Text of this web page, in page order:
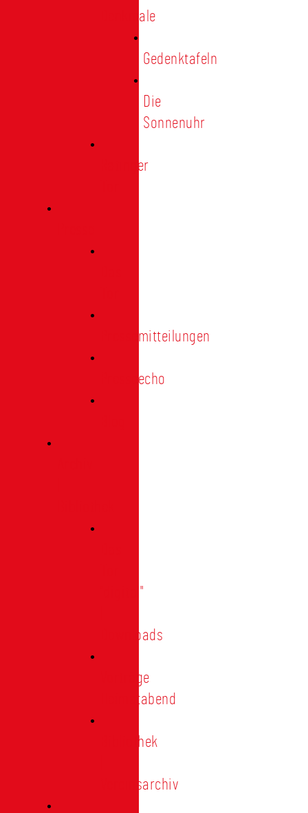
Denkmale
Gedenktafeln
Die
Sonnenuhr
Ratinger
Pressemitteilungen
Presseecho
"digital"
Downloads
Vorträge
Heimatabend
Bibliothek
Vereinsarchiv